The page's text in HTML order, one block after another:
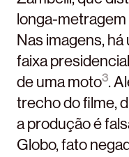
longa-
Nas imagens,
faixa
de uma moto3.
trecho do filme,
a produção é
Globo, fato